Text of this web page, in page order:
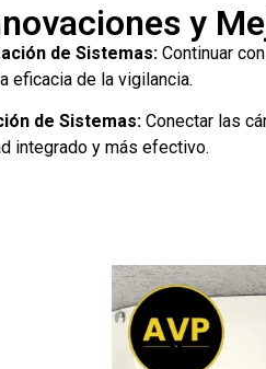
y
de Sistemas: Continuar
eficacia de la vigilancia.
de Sistemas: Conectar las
integrado y más efectivo.